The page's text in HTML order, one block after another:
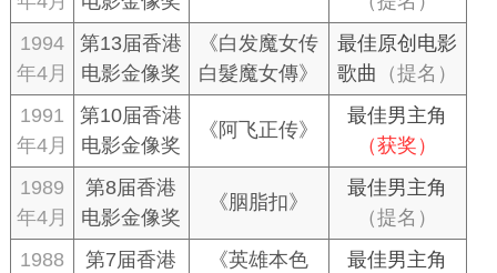
1994
年4月
第13届香港
电影金像奖
《白发魔女传
白髮魔女傳》
最佳原创电影
歌曲
（提名）
1991
年4月
第10届香港
电影金像奖
《阿飞正传》
最佳男主角
（获奖）
1989
年4月
第8届香港
电影金像奖
《胭脂扣》
最佳男主角
（提名）
1988
第7届香港
《英雄本色
最佳男主角